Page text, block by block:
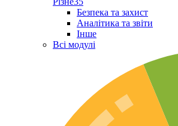
Безпека та захист
Аналітика та звіти
Інше
Всі модулі